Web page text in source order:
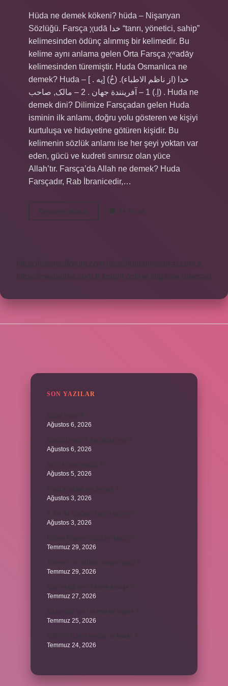
Hüda ne demek kökeni? hüda – Nişanyan
Sözlüğü. Farsça χudā خدا “tanrı, yönetici, sahip”
kelimesinden ödünç alınmış bir kelimedir. Bu
kelime aynı anlama gelen Orta Farsça χʷadāy
kelimesinden türemiştir. Huda Osmanlıca ne
demek? Huda – خدا (از ناظم الاطباء). (خُ) [په . ]
(اِ.) 1 – آفرینندة جهان . 2 – مالک, صاحب . Huda ne
demek dini? Dilimize Farsçadan gelen Huda
isminin ilk anlamı, doğru yolu gösteren ve kişiyi
kurtuluşa ve hidayetine götüren kişidir. Bu
kelimenin sözlük anlamı ise her şeyi yoktan var
eden, gücü ve kudreti sınırsız olan yüce
Allah’tır. Farsça’da Allah ne demek? Huda
Farsçadır, Rab İbranicedir,…
Devamını okuyun
Farsçada
14 Yorum
https://rosmedforum.com
https://btibbimedikal.com.tr
https://megaplan.com.tr knight online nttgame Sitemap
SON YAZILAR
Ağustos 6, 2026
Ağustos 6, 2026
Ağustos 5, 2026
Ağustos 3, 2026
Ağustos 3, 2026
Temmuz 29, 2026
Temmuz 29, 2026
Temmuz 27, 2026
Temmuz 25, 2026
Temmuz 24, 2026